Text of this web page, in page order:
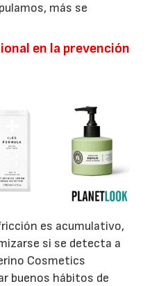
más se
en la prevención
es acumulativo,
si se detecta a
Cosmetics
buenos hábitos de